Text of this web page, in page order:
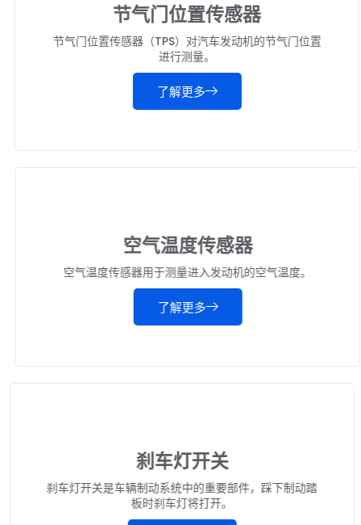
节气门位置传感器
节气门位置传感器（TPS）对汽车发动机的节气门位置
进行测量。
了解更多
空气温度传感器
空气温度传感器用于测量进入发动机的空气温度。
了解更多
刹车灯开关
刹车灯开关是车辆制动系统中的重要部件，踩下制动踏
板时刹车灯将打开。